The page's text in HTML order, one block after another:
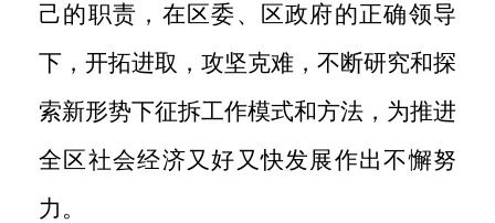
己的职责，在区委、区政府的正确领导
下，开拓进取，攻坚克难，不断研究和探
索新形势下征拆工作模式和方法，为推进
全区社会经济又好又快发展作出不懈努
力。